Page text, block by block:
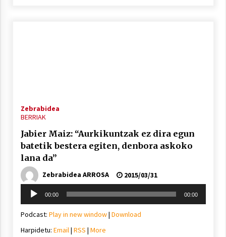
Zebrabidea
BERRIAK
Jabier Maiz: “Aurkikuntzak ez dira egun
batetik bestera egiten, denbora askoko
lana da”
Zebrabidea ARROSA
2015/03/31
Soinu
erreproduzigailua
00:00 00:00
Podcast: Play in new window| Download
Harpidetu: Email| RSS | More